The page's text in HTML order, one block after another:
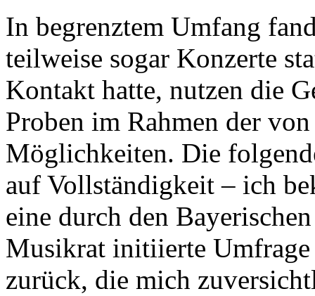
In begrenztem Umfang
teilweise sogar Konzerte
Kontakt hatte, nutzen die
Proben im Rahmen der
Möglichkeiten. Die
auf Vollständigkeit – ich
eine durch den
Musikrat initiierte Umfrage
zurück, die mich